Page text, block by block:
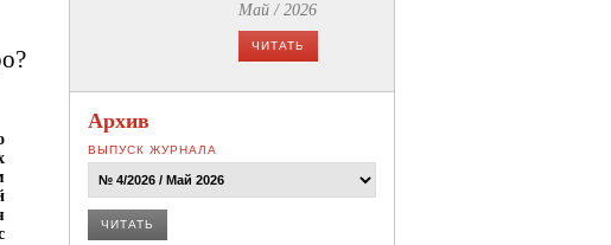
Май / 2026
ЧИТАТЬ
Архив
ВЫПУСК ЖУРНАЛА
ЧИТАТЬ